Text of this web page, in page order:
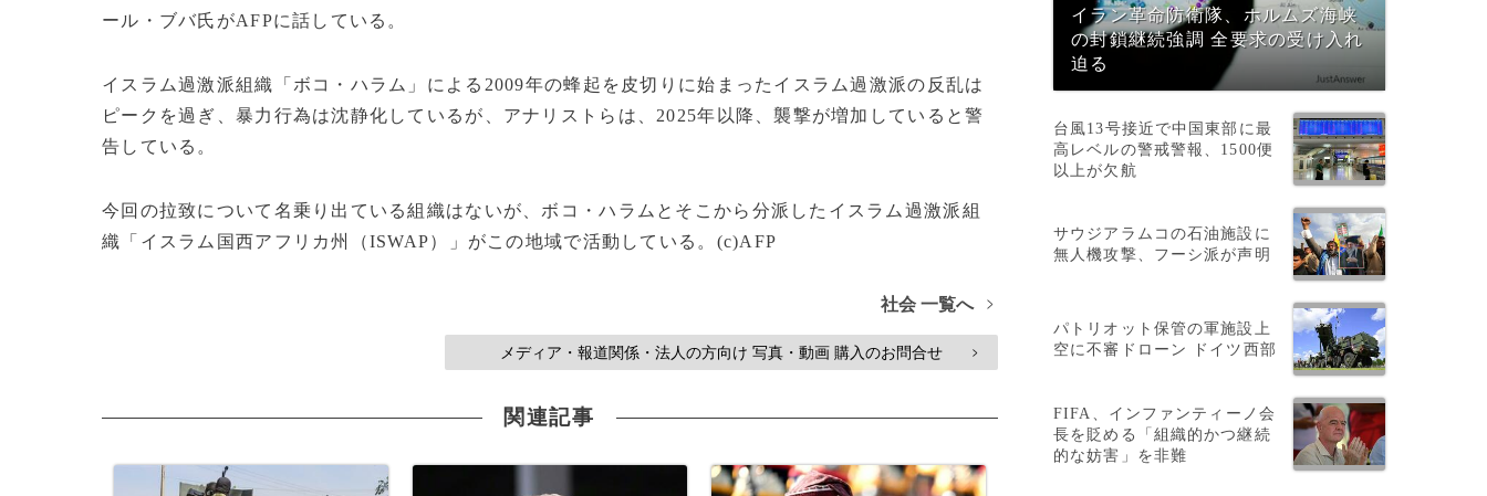
ール・ブバ氏がAFPに話している。
イスラム過激派組織「ボコ・ハラム」による2009年の蜂起を皮切りに始まったイスラム過激派の反乱は
ピークを過ぎ、暴力行為は沈静化しているが、アナリストらは、2025年以降、襲撃が増加していると警
告している。
今回の拉致について名乗り出ている組織はないが、ボコ・ハラムとそこから分派したイスラム過激派組
織「イスラム国西アフリカ州（ISWAP）」がこの地域で活動している。(c)AFP
社会 一覧へ >
メディア・報道関係・法人の方向け 写真・動画 購入のお問合せ >
関連記事
イラン革命防衛隊、ホルムズ海峡
の封鎖継続強調 全要求の受け入れ
迫る
台風13号接近で中国東部に最
高レベルの警戒警報、1500便
以上が欠航
サウジアラムコの石油施設に
無人機攻撃、フーシ派が声明
パトリオット保管の軍施設上
空に不審ドローン ドイツ西部
FIFA、インファンティーノ会
長を貶める「組織的かつ継続
的な妨害」を非難